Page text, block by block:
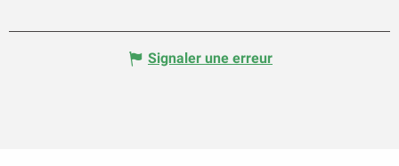
Signaler une erreur